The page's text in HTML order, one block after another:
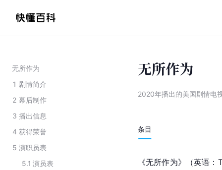
无所作为
1 剧情简介
2 幕后制作
3 播出信息
4 获得荣誉
5 演职员表
5.1 演员表
无所作为
2020年播出的美国剧情电
条目
《无所作为》（英语